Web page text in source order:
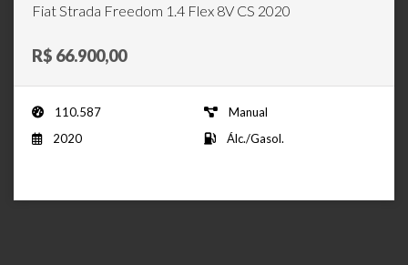
Fiat Strada Freedom 1.4 Flex 8V CS 2020
R$ 66.900,00
110.587
Manual
2020
Álc./Gasol.